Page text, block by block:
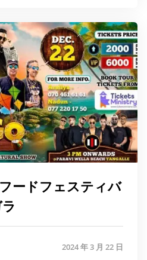
ードフェスティバ
2024 年 3 月 22 日